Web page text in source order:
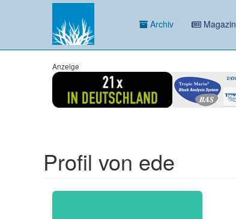
Archiv Magazin
Anzeige
Profil von ede